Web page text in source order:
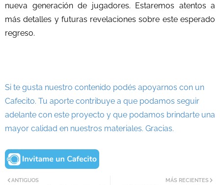
nueva generación de jugadores. Estaremos atentos a
más detalles y futuras revelaciones sobre este esperado
regreso.
Si te gusta nuestro contenido podés apoyarnos con un
Cafecito. Tu aporte contribuye a que podamos seguir
adelante con este proyecto y que podamos brindarte una
mayor calidad en nuestros materiales. Gracias.
MÁS RECIENTES
ANTIGUOS